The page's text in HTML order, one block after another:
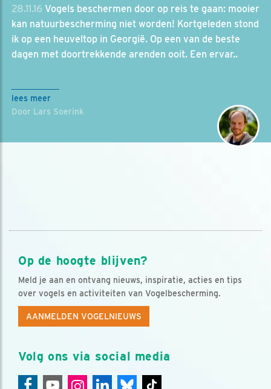
28.11.16 Vogels beschermen door op reis te gaan: mooier
kan natuurbescherming niet worden! Kortgeleden stond
ik op een heuveltop in Georgië. Op een van de beste
dagen met doortrekkende arenden ooit. Een ervar..
lees meer
Door Lars Soerink
Op de hoogte blijven?
Meld je aan en ontvang nieuws, inspiratie, acties en tips
over vogels en activiteiten van Vogelbescherming.
AANMELDEN VOGELNIEUWS
Volg ons via social media